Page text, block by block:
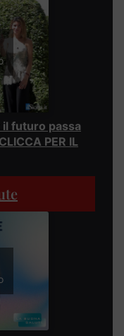
il futuro passa
PER IL